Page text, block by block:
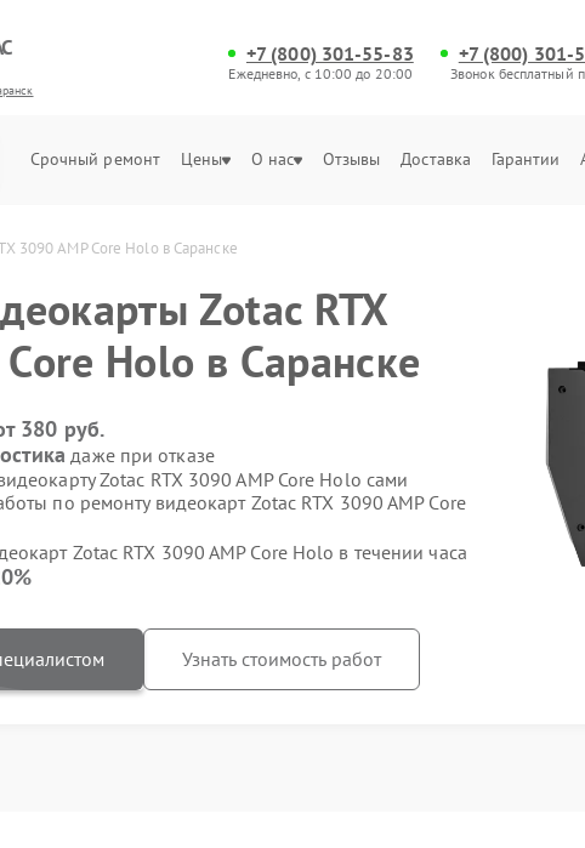
+7 (800) 301-55-83
Ежедневно, с 10:00 до 20:00
+7 (800) 301-
Звонок бесплатный
Срочный ремонт Цены О нас Отзывы Доставка Гарантии
3090 AMP Core Holo в Саранске
Zotac RTX
Holo в Саранске
380 руб.
даже при отказе
Zotac RTX 3090 AMP Core Holo сами
по ремонту видеокарт Zotac RTX 3090 AMP Core
Zotac RTX 3090 AMP Core Holo в течении часа
Узнать стоимость работ